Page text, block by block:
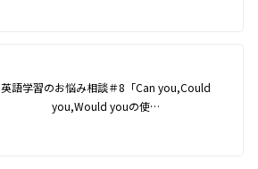
英語学習のお悩み相談＃8「Can you,Could
you,Would youの使…